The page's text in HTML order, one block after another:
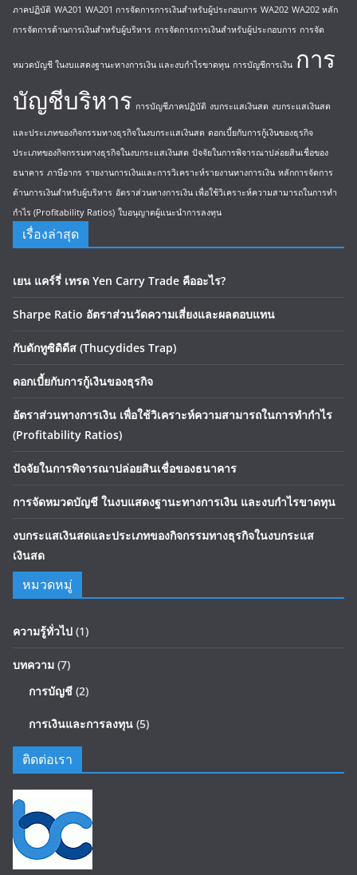
ภาคปฏิบัติ WA201 WA201 การจัดการการเงินสำหรับผู้ประกอบการ WA202 WA202 หลัก
การจัดการด้านการเงินสำหรับผู้บริหาร การจัดการการเงินสำหรับผู้ประกอบการ การจัด
หมวดบัญชี ในงบแสดงฐานะทางการเงิน และงบกำไรขาดทุน การบัญชีการเงิน การ
บัญชีบริหาร การบัญชีภาคปฏิบัติ งบกระแสเงินสด งบกระแสเงินสด
และประเภทของกิจกรรมทางธุรกิจในงบกระแสเงินสด ดอกเบี้ยกับการกู้เงินของธุรกิจ
ประเภทของกิจกรรมทางธุรกิจในงบกระแสเงินสด ปัจจัยในการพิจารณาปล่อยสินเชื่อของ
ธนาคาร ภาษีอากร รายงานการเงินและการวิเคราะห์รายงานทางการเงิน หลักการจัดการ
ด้านการเงินสำหรับผู้บริหาร อัตราส่วนทางการเงิน เพื่อใช้วิเคราะห์ความสามารถในการทำ
กำไร (Profitability Ratios) ใบอนุญาตผู้แนะนำการลงทุน
เรื่องล่าสุด
เยน แคร์รี่ เทรด Yen Carry Trade คืออะไร?
Sharpe Ratio อัตราส่วนวัดความเสี่ยงและผลตอบแทน
กับดักทูซิดิดีส (Thucydides Trap)
ดอกเบี้ยกับการกู้เงินของธุรกิจ
อัตราส่วนทางการเงิน เพื่อใช้วิเคราะห์ความสามารถในการทำกำไร
(Profitability Ratios)
ปัจจัยในการพิจารณาปล่อยสินเชื่อของธนาคาร
การจัดหมวดบัญชี ในงบแสดงฐานะทางการเงิน และงบกำไรขาดทุน
งบกระแสเงินสดและประเภทของกิจกรรมทางธุรกิจในงบกระแส
เงินสด
หมวดหมู่
ความรู้ทั่วไป (1)
บทความ (7)
การบัญชี (2)
การเงินและการลงทุน (5)
ติดต่อเรา